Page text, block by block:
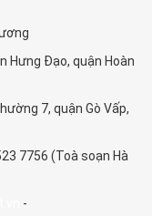
Hưng Đạo, quận Hoàn
7, quận Gò Vấp,
7756 (Toà soạn Hà
-